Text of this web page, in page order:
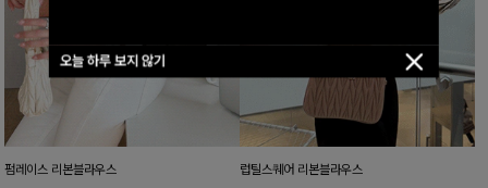
오늘 하루 보지 않기
펌레이스 리본블라우스 럽틸스퀘어 리본블라우스